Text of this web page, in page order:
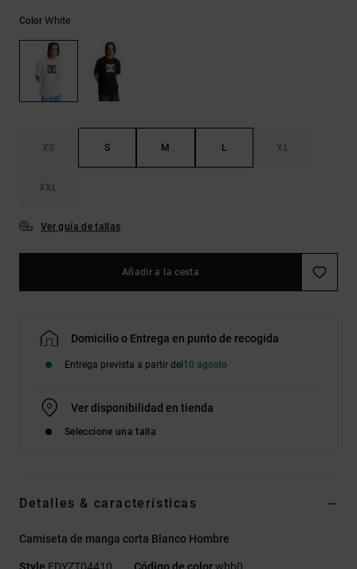
accede a
nuestro
de contacto.
las FAQ
Color White
XS S M L XL
XXL
Ver guía de tallas
Añadir a la cesta
Domicilio o Entrega en punto de recogida
Entrega prevista a partir del10 agosto
Ver disponibilidad en tienda
Seleccione una talla
Detalles & características
Camiseta de manga corta Blanco Hombre
Style EDYZT04410 Código de colorwbb0